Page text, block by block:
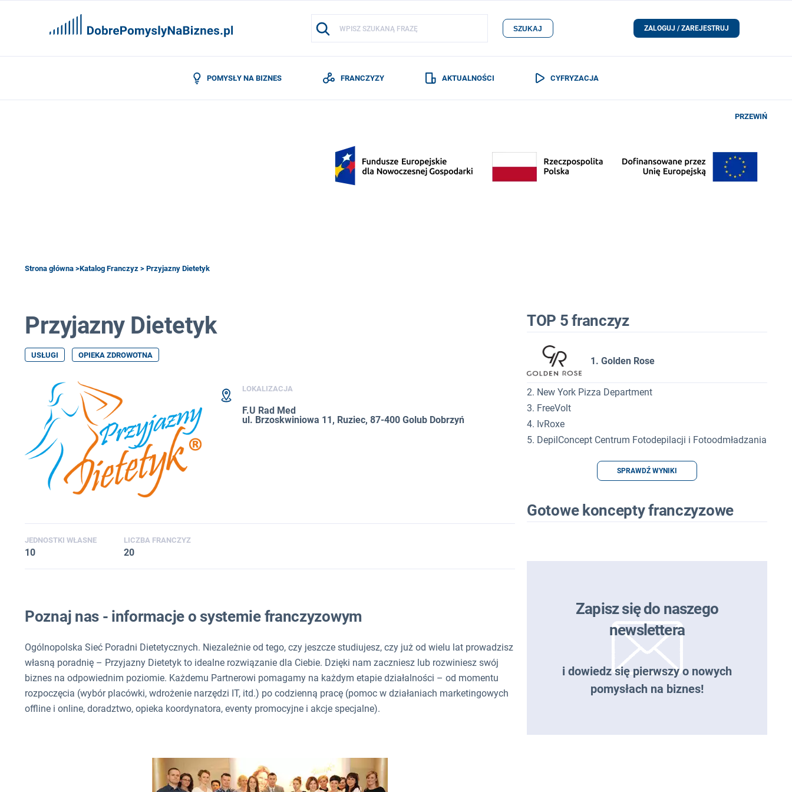
SZUKAJ ZALOGUJ / ZAREJESTRUJ
POMYSŁY NA BIZNES FRANCZYZY AKTUALNOŚCI CYFRYZACJA
PRZEWIŃ
Strona główna >Katalog Franczyz > Przyjazny Dietetyk
Przyjazny Dietetyk
USŁUGI OPIEKA ZDROWOTNA
LOKALIZACJA
F.U Rad Med
ul. Brzoskwiniowa 11, Ruziec, 87-400 Golub Dobrzyń
JEDNOSTKI WŁASNE
10
LICZBA FRANCZYZ
20
Poznaj nas - informacje o systemie franczyzowym
Ogólnopolska Sieć Poradni Dietetycznych. Niezależnie od tego, czy jeszcze studiujesz, czy już od wielu lat prowadzisz
własną poradnię – Przyjazny Dietetyk to idealne rozwiązanie dla Ciebie. Dzięki nam zaczniesz lub rozwiniesz swój
biznes na odpowiednim poziomie. Każdemu Partnerowi pomagamy na każdym etapie działalności – od momentu
rozpoczęcia (wybór placówki, wdrożenie narzędzi IT, itd.) po codzienną pracę (pomoc w działaniach marketingowych
offline i online, doradztwo, opieka koordynatora, eventy promocyjne i akcje specjalne).
TOP 5 franczyz
1. Golden Rose
2. New York Pizza Department
3. FreeVolt
4. IvRoxe
5. DepilConcept Centrum Fotodepilacji i Fotoodmładzania
SPRAWDŹ WYNIKI
Gotowe koncepty franczyzowe
Zapisz się do naszego
newslettera
i dowiedz się pierwszy o nowych
pomysłach na biznes!